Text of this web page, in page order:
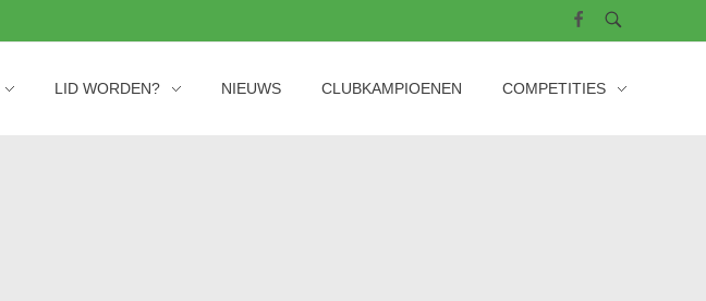
LID WORDEN? NIEUWS CLUBKAMPIOENEN COMPETITIES